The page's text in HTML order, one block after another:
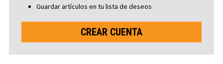
Guardar artículos en tu lista de deseos
CREAR CUENTA